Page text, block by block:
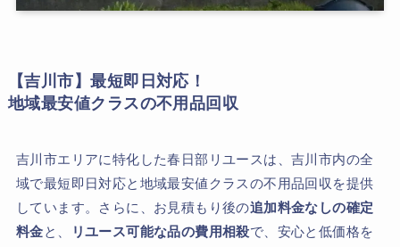
【吉川市】最短即日対応！
地域最安値クラスの不用品回収
吉川市エリアに特化した春日部リユースは、吉川市内の全
域で最短即日対応と地域最安値クラスの不用品回収を提供
しています。さらに、お見積もり後の追加料金なしの確定
料金と、 リユース可能な品の費用相殺で、安心と低価格を